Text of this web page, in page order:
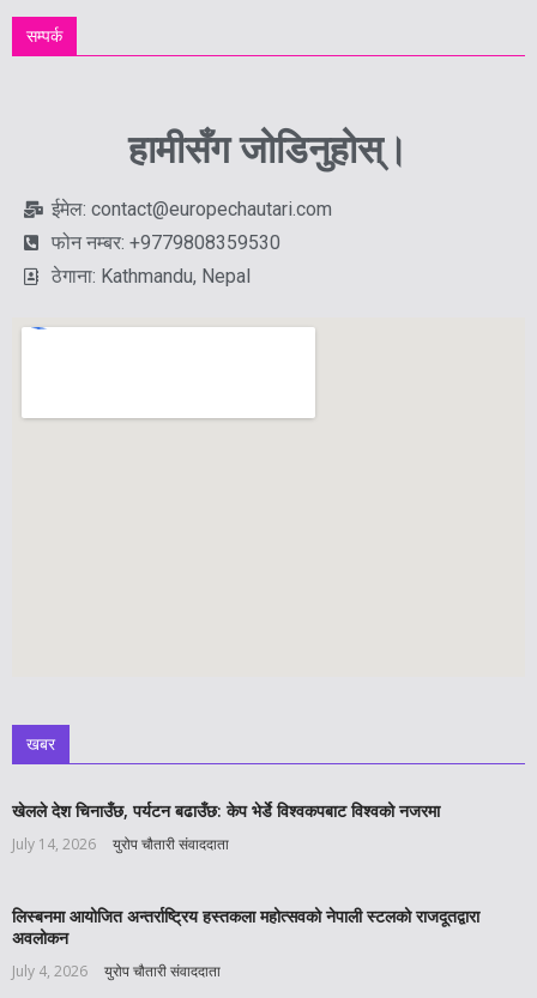
सम्पर्क
हामीसँग जोडिनुहोस्।
ईमेल: contact@europechautari.com
फोन नम्बर: +9779808359530
ठेगाना: Kathmandu, Nepal
खबर
खेलले देश चिनाउँछ, पर्यटन बढाउँछ: केप भेर्डे विश्वकपबाट विश्वको नजरमा
July 14, 2026 युरोप चौतारी संवाददाता
लिस्बनमा आयोजित अन्तर्राष्ट्रिय हस्तकला महोत्सवको नेपाली स्टलको राजदूतद्वारा
अवलोकन
July 4, 2026 युरोप चौतारी संवाददाता